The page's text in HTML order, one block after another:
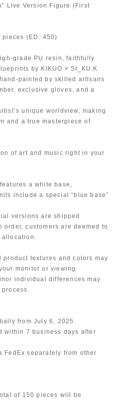
Live Version Figure (First
(ED: 450)
grade PU resin, faithfully
by KIKUO × SI_KU.K.
painted by skilled artisans
exclusive gloves, and a
unique worldview, making
and a true masterpiece of
of art and music right in your
a white base,
include a special “blue base”
versions are shipped
order, customers are deemed to
allocation.
textures and colors may
monitor or viewing
individual differences may
from July 6, 2025.
within 7 business days after
FedEx separately from other
of 150 pieces will be